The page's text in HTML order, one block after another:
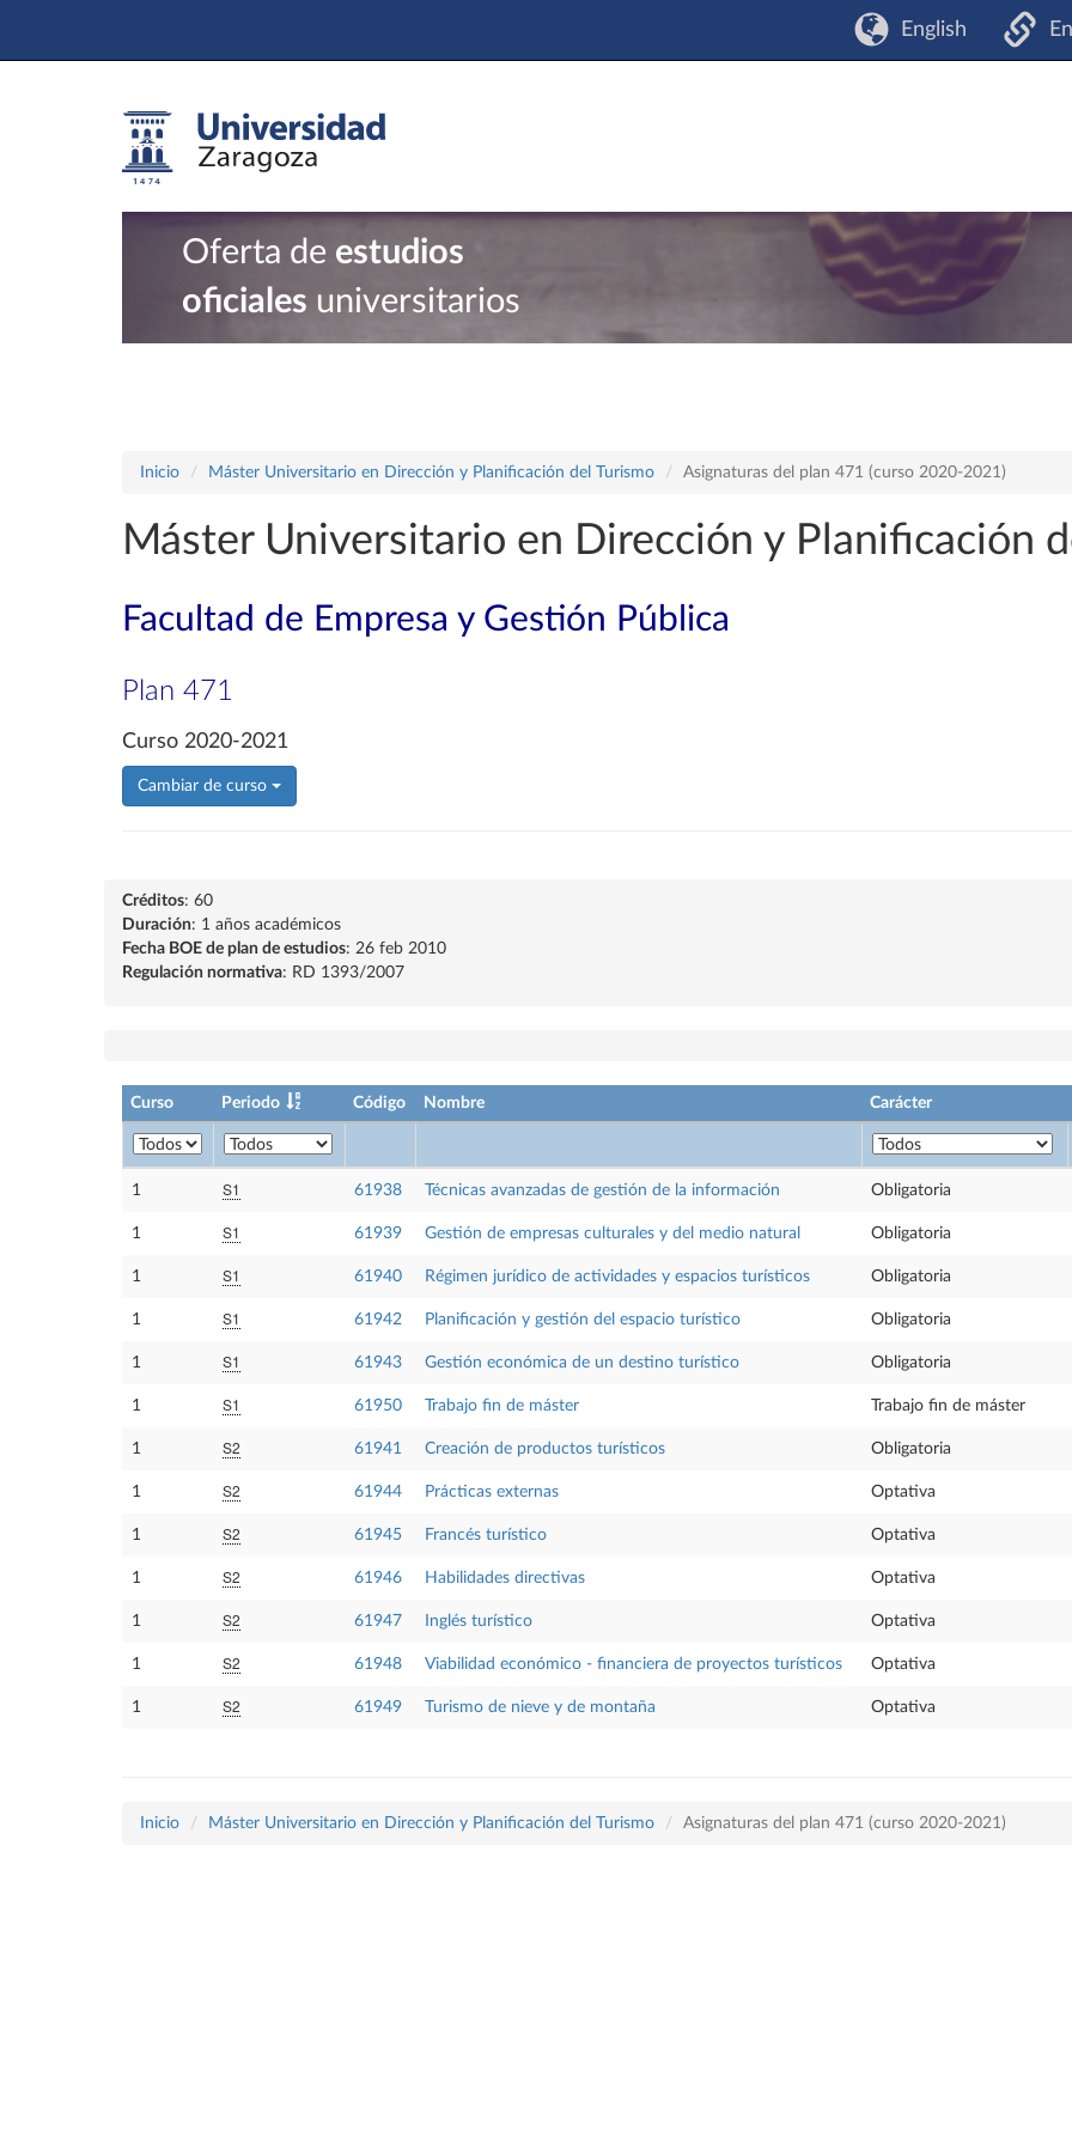
English
Oferta de estudios
oficiales universitarios
Inicio Máster Universitario en Dirección y Planificación del Turismo Asignaturas del plan 471 (curso 2020-2021)
Máster Universitario en Dirección y Planificación
Facultad de Empresa y Gestión Pública
Plan 471
Curso 2020-2021
Cambiar de curso
Créditos: 60
Duración: 1 años académicos
Fecha BOE de plan de estudios: 26 feb 2010
Regulación normativa: RD 1393/2007
Curso Periodo Código Nombre Carácter
1 S1 61938 Técnicas avanzadas de gestión de la información Obligatoria
1 S1 61939 Gestión de empresas culturales y del medio natural Obligatoria
1 S1 61940 Régimen jurídico de actividades y espacios turísticos Obligatoria
1 S1 61942 Planificación y gestión del espacio turístico Obligatoria
1 S1 61943 Gestión económica de un destino turístico Obligatoria
1 S1 61950 Trabajo fin de máster Trabajo fin de máster
1 S2 61941 Creación de productos turísticos Obligatoria
1 S2 61944 Prácticas externas Optativa
1 S2 61945 Francés turístico Optativa
1 S2 61946 Habilidades directivas Optativa
1 S2 61947 Inglés turístico Optativa
1 S2 61948 Viabilidad económico - financiera de proyectos turísticos Optativa
1 S2 61949 Turismo de nieve y de montaña Optativa
Inicio Máster Universitario en Dirección y Planificación del Turismo Asignaturas del plan 471 (curso 2020-2021)